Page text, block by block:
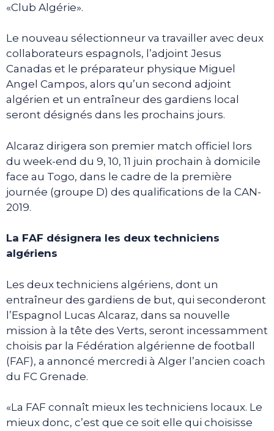
«Club Algérie».
Le nouveau sélectionneur va travailler avec deux
collaborateurs espagnols, l’adjoint Jesus
Canadas et le préparateur physique Miguel
Angel Campos, alors qu’un second adjoint
algérien et un entraîneur des gardiens local
seront désignés dans les prochains jours.
Alcaraz dirigera son premier match officiel lors
du week-end du 9, 10, 11 juin prochain à domicile
face au Togo, dans le cadre de la première
journée (groupe D) des qualifications de la CAN-
2019.
La FAF désignera les deux techniciens
algériens
Les deux techniciens algériens, dont un
entraîneur des gardiens de but, qui seconderont
l’Espagnol Lucas Alcaraz, dans sa nouvelle
mission à la tête des Verts, seront incessamment
choisis par la Fédération algérienne de football
(FAF), a annoncé mercredi à Alger l’ancien coach
du FC Grenade.
«La FAF connaît mieux les techniciens locaux. Le
mieux donc, c’est que ce soit elle qui choisisse